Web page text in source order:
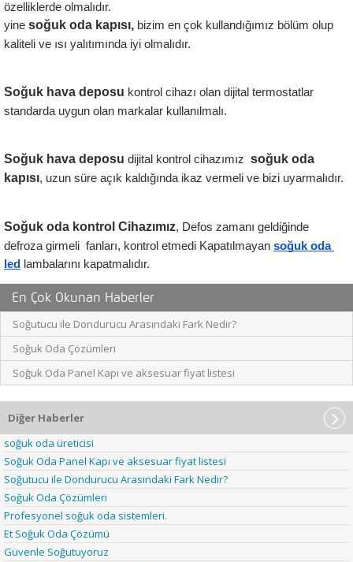
özelliklerde olmalıdır.
yine soğuk oda kapısı, bizim en çok kullandığımız bölüm olup
kaliteli ve ısı yalıtımında iyi olmalıdır.
Soğuk hava deposu kontrol cihazı olan dijital termostatlar
standarda uygun olan markalar kullanılmalı.
Soğuk hava deposu dijital kontrol cihazımız soğuk oda
kapısı, uzun süre açık kaldığında ikaz vermeli ve bizi uyarmalıdır.
Soğuk oda kontrol Cihazımız, Defos zamanı geldiğinde
defroza girmeli  fanları, kontrol etmedi Kapatılmayan soğuk oda
led lambalarını kapatmalıdır.
En Çok Okunan Haberler
Soğutucu ile Dondurucu Arasındaki Fark Nedir?
Soğuk Oda Çözümleri
Soğuk Oda Panel Kapı ve aksesuar fiyat listesi
Diğer Haberler
soğuk oda üreticisi
Soğuk Oda Panel Kapı ve aksesuar fiyat listesi
Soğutucu ile Dondurucu Arasındaki Fark Nedir?
Soğuk Oda Çözümleri
Profesyonel soğuk oda sistemleri.
Et Soğuk Oda Çözümü
Güvenle Soğutuyoruz